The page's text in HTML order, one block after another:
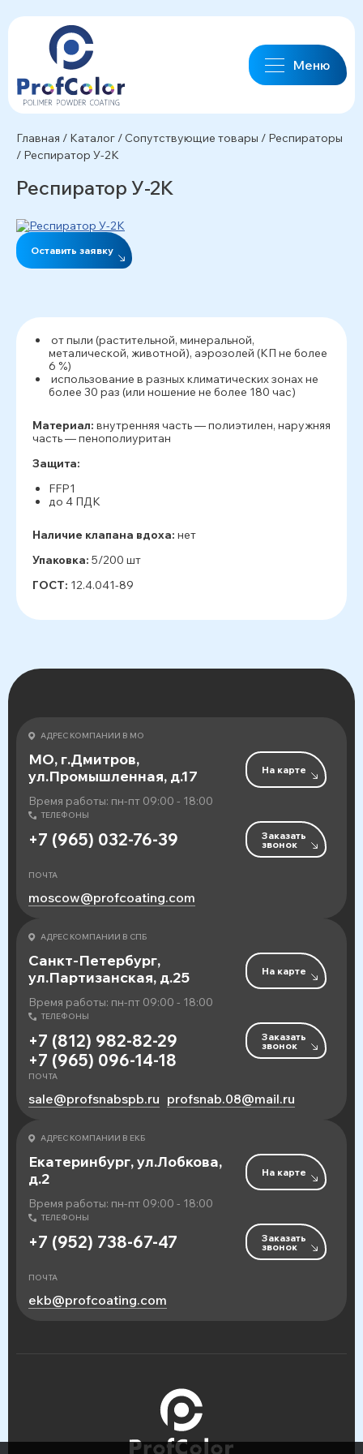
Меню
Главная / Каталог / Сопутствующие товары / Респираторы
/ Респиратор У-2К
Респиратор У-2К
Оставить заявку
от пыли (растительной, минеральной,
металической, животной), аэрозолей (КП не более
6 %)
использование в разных климатических зонах не
более 30 раз (или ношение не более 180 час)
Материал: внутренняя часть — полиэтилен, наружняя
часть — пенополиуритан
Защита:
FFP1
до 4 ПДК
Наличие клапана вдоха: нет
Упаковка: 5/200 шт
ГОСТ: 12.4.041-89
АДРЕС КОМПАНИИ В МО
МО, г.Дмитров,
ул.Промышленная, д.17
Время работы: пн-пт 09:00 - 18:00
На карте
ТЕЛЕФОНЫ
+7 (965) 032-76-39 Заказать
звонок
ПОЧТА
moscow@profcoating.com
АДРЕС КОМПАНИИ В СПБ
Санкт-Петербург,
ул.Партизанская, д.25
Время работы: пн-пт 09:00 - 18:00
На карте
ТЕЛЕФОНЫ
+7 (812) 982-82-29
+7 (965) 096-14-18
Заказать
звонок
ПОЧТА
sale@profsnabspb.ru profsnab.08@mail.ru
АДРЕС КОМПАНИИ В ЕКБ
Екатеринбург, ул.Лобкова,
д.2
Время работы: пн-пт 09:00 - 18:00
На карте
ТЕЛЕФОНЫ
+7 (952) 738-67-47 Заказать
звонок
ПОЧТА
ekb@profcoating.com